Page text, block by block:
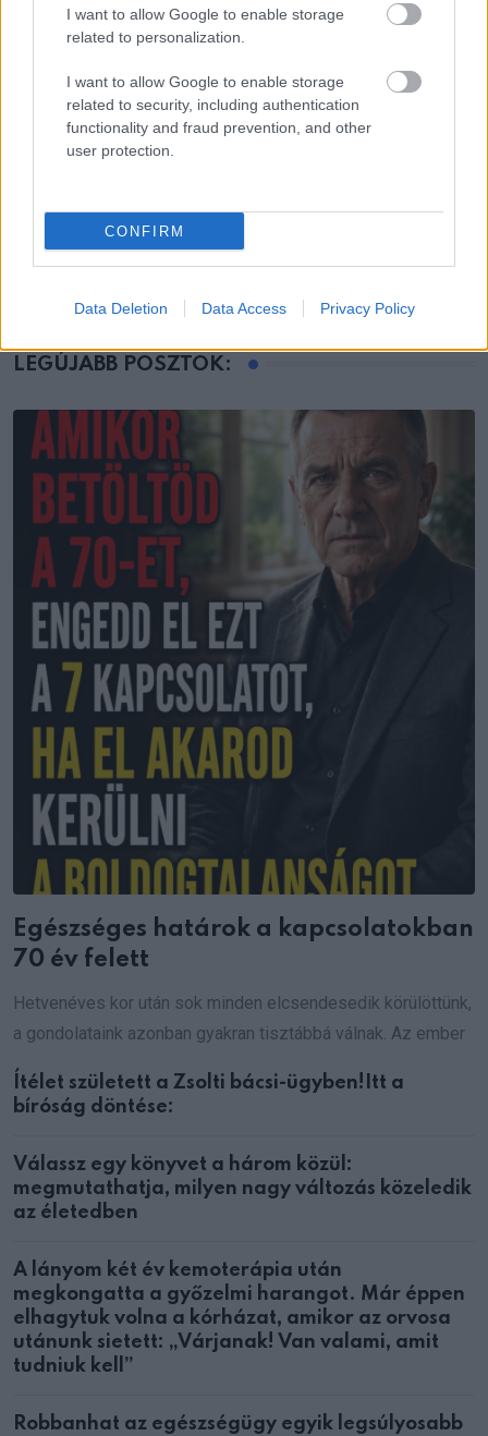
I want to allow Google to enable storage
related to personalization.
I want to allow Google to enable storage
related to security, including authentication
functionality and fraud prevention, and other
user protection.
CONFIRM
Data Deletion Data Access Privacy Policy
67 évesen utaztam először Máltára, és úgy
döntöttem,
LEGÚJABB POSZTOK:
Egészséges határok a kapcsolatokban
70 év felett
Hetvenéves kor után sok minden elcsendesedik körülöttünk,
a gondolataink azonban gyakran tisztábbá válnak. Az ember
Ítélet született a Zsolti bácsi-ügyben!Itt a
bíróság döntése:
Válassz egy könyvet a három közül:
megmutathatja, milyen nagy változás közeledik
az életedben
A lányom két év kemoterápia után
megkongatta a győzelmi harangot. Már éppen
elhagytuk volna a kórházat, amikor az orvosa
utánunk sietett: „Várjanak! Van valami, amit
tudniuk kell”
Robbanhat az egészségügy egyik legsúlyosabb